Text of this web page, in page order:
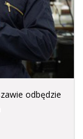
odbędzie